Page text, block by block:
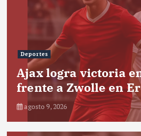
Deportes
Ajax logra victoria
frente a Zwolle en
agosto 9, 2026